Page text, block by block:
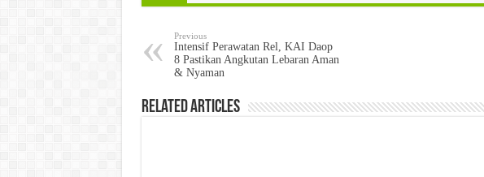
Previous
Intensif Perawatan Rel, KAI Daop
8 Pastikan Angkutan Lebaran Aman
& Nyaman
Related Articles